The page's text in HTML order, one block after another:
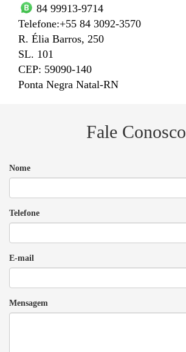
84 99913-9714
Telefone:+55 84 3092-3570
R. Élia Barros, 250
SL. 101
CEP: 59090-140
Ponta Negra Natal-RN
Fale Conosco
Nome
Telefone
E-mail
Mensagem